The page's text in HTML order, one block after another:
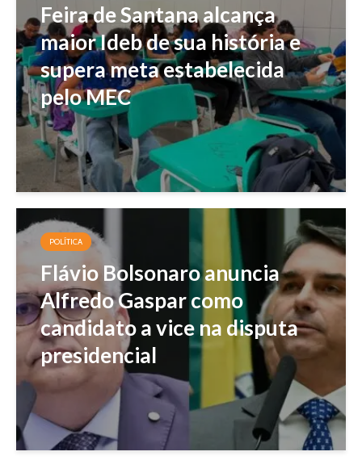
Feira de Santana alcança
maior Ideb de sua história e
supera meta estabelecida
pelo MEC
POLÍTICA
Flávio Bolsonaro anuncia
Alfredo Gaspar como
candidato a vice na disputa
presidencial